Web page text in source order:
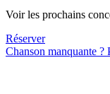
Voir les prochains
Réserver
Chanson manquante ?